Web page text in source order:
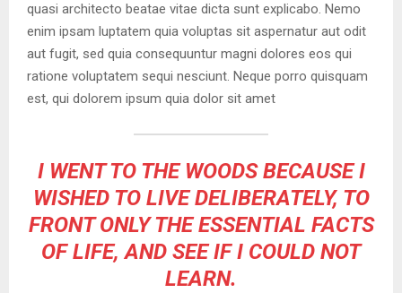
quasi architecto beatae vitae dicta sunt explicabo. Nemo
enim ipsam luptatem quia voluptas sit aspernatur aut odit
aut fugit, sed quia consequuntur magni dolores eos qui
ratione voluptatem sequi nesciunt. Neque porro quisquam
est, qui dolorem ipsum quia dolor sit amet
I WENT TO THE WOODS BECAUSE I
WISHED TO LIVE DELIBERATELY, TO
FRONT ONLY THE ESSENTIAL FACTS
OF LIFE, AND SEE IF I COULD NOT
LEARN.